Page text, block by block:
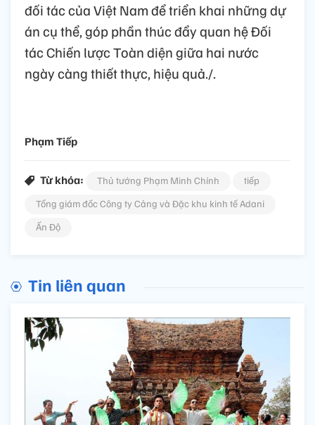
đối tác của Việt Nam để triển khai những dự
án cụ thể, góp phần thúc đẩy quan hệ Đối
tác Chiến lược Toàn diện giữa hai nước
ngày càng thiết thực, hiệu quả./.
Phạm Tiếp
Từ khóa: Thủ tướng Phạm Minh Chính
tiếp
Tổng giám đốc Công ty Cảng và Đặc khu kinh tế Adani
Ấn Độ
Tin liên quan